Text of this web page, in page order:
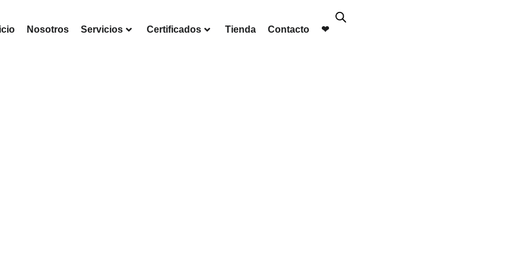
Nosotros Servicios Certificados Tienda Contacto ❤︎